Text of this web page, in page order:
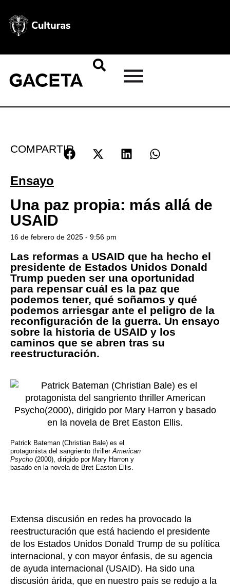
COMPARTIR
Ensayo
Una paz propia: más allá de
USAID
16 de febrero de 2025 - 9:56 pm
Las reformas a USAID que ha hecho el
presidente de Estados Unidos Donald
Trump pueden ser una oportunidad
para repensar cuál es la paz que
podemos tener, qué soñamos y qué
podemos arriesgar ante el peligro de la
reconfiguración de la guerra. Un ensayo
sobre la historia de USAID y los
caminos que se abren tras su
reestructuración.
Patrick Bateman (Christian Bale) es el
protagonista del sangriento thriller American
Psycho (2000), dirigido por Mary Harron y
basado en la novela de Bret Easton Ellis.
Extensa discusión en redes ha provocado la
reestructuración que está haciendo el presidente
de los Estados Unidos Donald Trump de su política
internacional, y con mayor énfasis, de su agencia
de ayuda internacional (USAID). Ha sido una
discusión árida, que en nuestro país se redujo a la